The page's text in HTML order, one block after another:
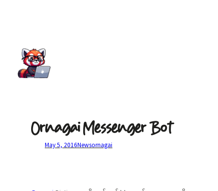
Ornagai Messenger Bot
May 5, 2016Newsornagai